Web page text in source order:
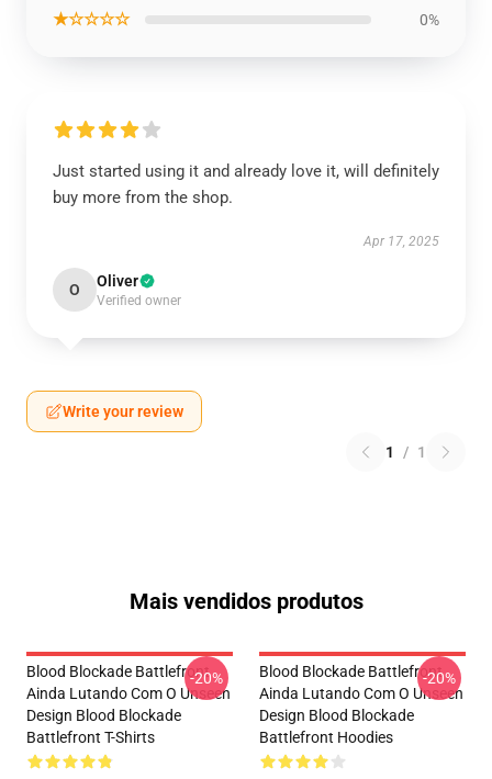
★☆☆☆☆ 0%
Just started using it and already love it, will definitely
buy more from the shop.
Apr 17, 2025
O Oliver
Verified owner
Write your review
1 / 1
Mais vendidos produtos
Blood Blockade Battlefront
Ainda Lutando Com O Unseen
Design Blood Blockade
Battlefront T-Shirts
-20%
Blood Blockade Battlefront
Ainda Lutando Com O Unseen
Design Blood Blockade
Battlefront Hoodies
-20%